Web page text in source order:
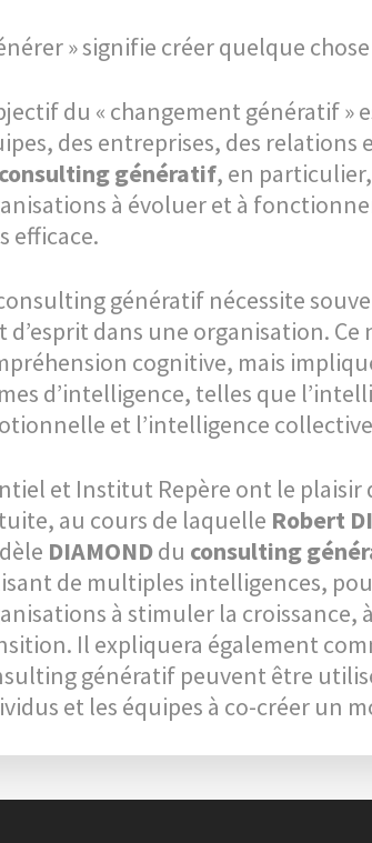
» signifie créer quelque
du « changement génératif
des entreprises, des relations
consulting génératif, en
à évoluer et à
efficace.
génératif nécessite
d’esprit dans une organisation.
cognitive, mais
d’intelligence, telles que
et l’intelligence
et Institut Repère ont le
au cours de laquelle Robert
DIAMONDdu consulting
de multiples intelligences,
à stimuler la croissance,
Il expliquera également
génératif peuvent être
et les équipes à co-créer un